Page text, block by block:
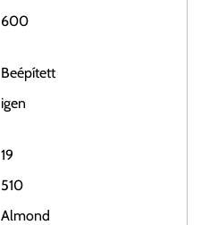
600
Beépített
igen
19
510
Almond